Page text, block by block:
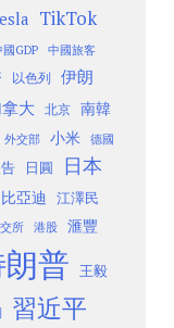
TikTok
國GDP 中國旅客
以色列 伊朗
大 北京
南韓
外交部 小米 德國
日圓 日本
比亞迪 江澤民
所 港股 滙豐
普 王毅
習近平